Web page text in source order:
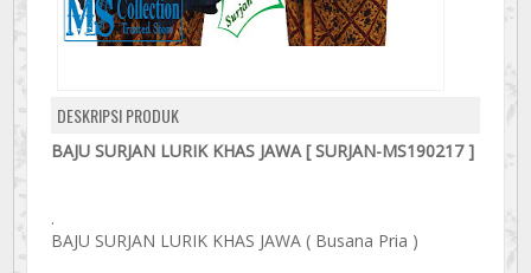
DESKRIPSI PRODUK
BAJU SURJAN LURIK KHAS JAWA [ SURJAN-MS190217 ]
.
BAJU SURJAN LURIK KHAS JAWA ( Busana Pria )